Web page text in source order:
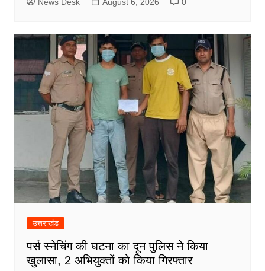
उत्तराखंड
पर्स स्नेचिंग की घटना का दून पुलिस ने किया
खुलासा, 2 अभियुक्तों को किया गिरफ्तार